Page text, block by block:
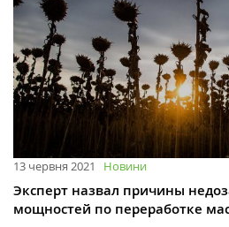
13 червня 2021 Новини
Эксперт назвал причины
мощностей по переработке